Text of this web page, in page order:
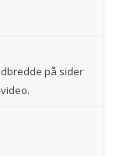
på sider